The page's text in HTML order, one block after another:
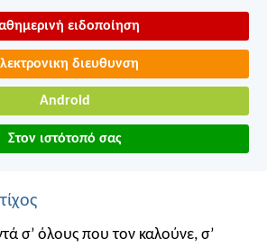
ειδοποίηση
διευθυνση
Android
Στον ιστότοπό σας
σ’ όλους που τον καλούνε, σ’